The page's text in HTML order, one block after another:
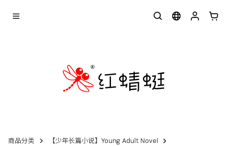
商品分类
【少年长篇小说】Young Adult Novel